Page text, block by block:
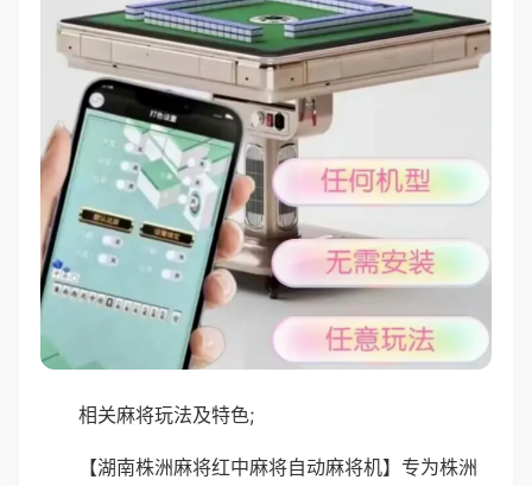
相关麻将玩法及特色;
【湖南株洲麻将红中麻将自动麻将机】专为株洲